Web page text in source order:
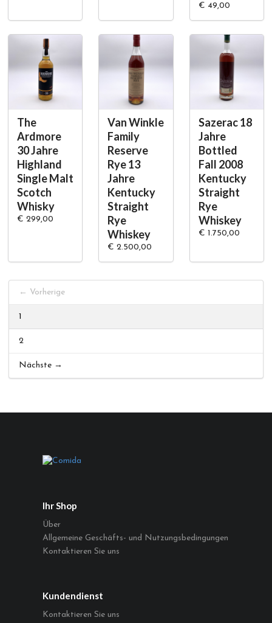
€ 49,00
The
Ardmore
30 Jahre
Highland
Single Malt
Scotch
Whisky
€ 299,00
Van Winkle
Family
Reserve
Rye 13
Jahre
Kentucky
Straight
Rye
Whiskey
€ 2.500,00
Sazerac 18
Jahre
Bottled
Fall 2008
Kentucky
Straight
Rye
Whiskey
€ 1.750,00
← Vorherige
1
2
Nächste →
Ihr Shop
Über
Allgemeine Geschäfts- und Nutzungsbedingungen
Kontaktieren Sie uns
Kundendienst
Kontaktieren Sie uns